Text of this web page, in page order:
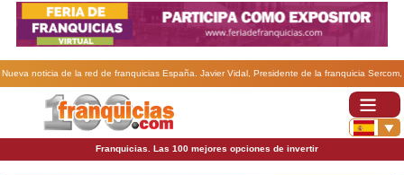
Nueva noticia de la red de franquicias España. Javier Vidal, Presidente de la franquicia Sercom,
ponente en Franchise Forum.
Franquicias. Las 100 mejores opciones de invertir